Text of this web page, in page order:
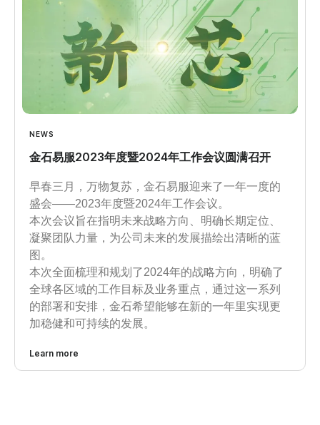
NEWS
金石易服2023年度暨2024年工作会议圆满召开
早春三月，万物复苏，金石易服迎来了一年一度的
盛会——2023年度暨2024年工作会议。
本次会议旨在指明未来战略方向、明确长期定位、
凝聚团队力量，为公司未来的发展描绘出清晰的蓝
图。
本次全面梳理和规划了2024年的战略方向，明确了
全球各区域的工作目标及业务重点，通过这一系列
的部署和安排，金石希望能够在新的一年里实现更
加稳健和可持续的发展。
Learn more